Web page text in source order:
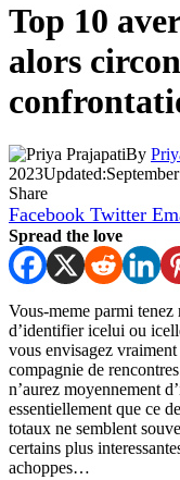
Top 10
alors
By
2023Updated:
Share
Facebook Twitter
Spread the love
Vous-meme parmi
d’identifier icelui ou
vous envisagez
compagnie de
n’aurez moyennement
essentiellement que ce
totaux ne semblent
certains plus
achoppes…